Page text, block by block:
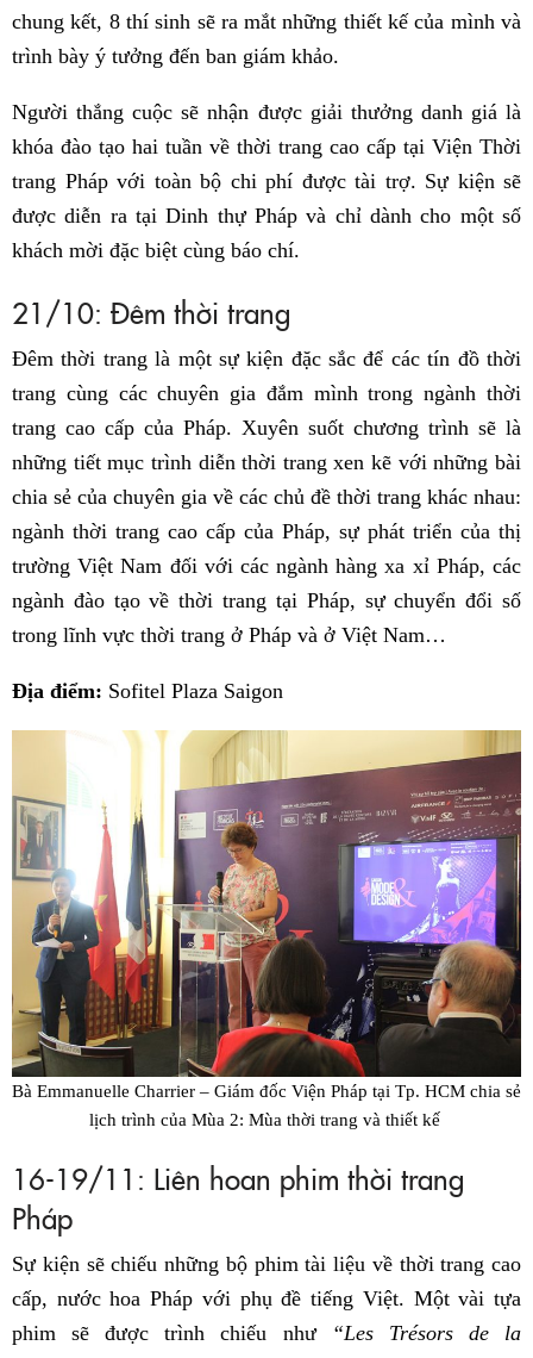
chung kết, 8 thí sinh sẽ ra mắt những thiết kế của mình và
trình bày ý tưởng đến ban giám khảo.
Người thắng cuộc sẽ nhận được giải thưởng danh giá là
khóa đào tạo hai tuần về thời trang cao cấp tại Viện Thời
trang Pháp với toàn bộ chi phí được tài trợ. Sự kiện sẽ
được diễn ra tại Dinh thự Pháp và chỉ dành cho một số
khách mời đặc biệt cùng báo chí.
21/10: Đêm thời trang
Đêm thời trang là một sự kiện đặc sắc để các tín đồ thời
trang cùng các chuyên gia đắm mình trong ngành thời
trang cao cấp của Pháp. Xuyên suốt chương trình sẽ là
những tiết mục trình diễn thời trang xen kẽ với những bài
chia sẻ của chuyên gia về các chủ đề thời trang khác nhau:
ngành thời trang cao cấp của Pháp, sự phát triển của thị
trường Việt Nam đối với các ngành hàng xa xỉ Pháp, các
ngành đào tạo về thời trang tại Pháp, sự chuyển đổi số
trong lĩnh vực thời trang ở Pháp và ở Việt Nam…
Địa điểm: Sofitel Plaza Saigon
Bà Emmanuelle Charrier – Giám đốc Viện Pháp tại Tp. HCM chia sẻ
lịch trình của Mùa 2: Mùa thời trang và thiết kế
16-19/11: Liên hoan phim thời trang
Pháp
Sự kiện sẽ chiếu những bộ phim tài liệu về thời trang cao
cấp, nước hoa Pháp với phụ đề tiếng Việt. Một vài tựa
phim sẽ được trình chiếu như
“Les Trésors de la